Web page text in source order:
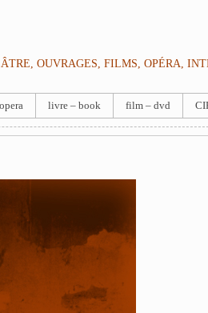
OUVRAGES, FILMS, OPÉRA,
livre – book film – dvd